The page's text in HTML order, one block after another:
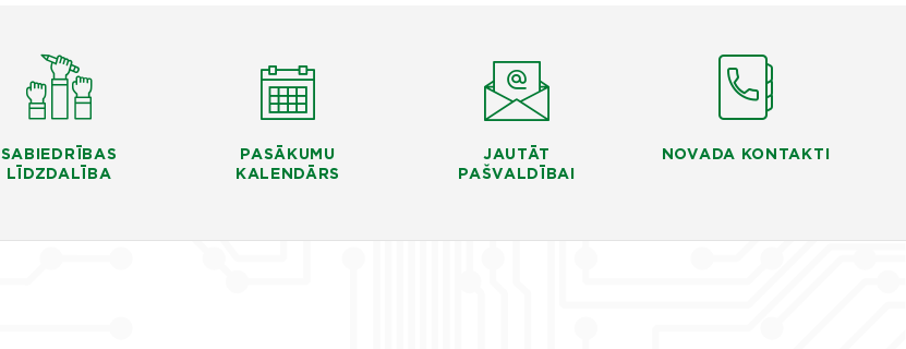
SABIEDRĪBAS
LĪDZDALĪBA
PASĀKUMU
KALENDĀRS
JAUTĀT
PAŠVALDĪBAI
NOVADA KONTAKTI